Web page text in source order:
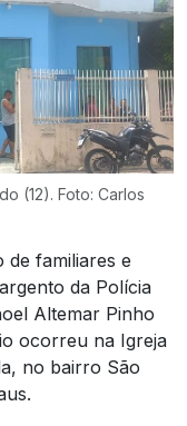
(12). Foto: Carlos
de familiares e
da Polícia
Altemar Pinho
ocorreu na Igreja
no bairro São